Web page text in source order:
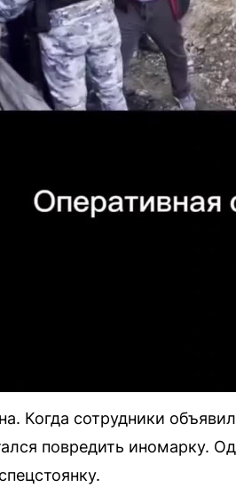
Когда сотрудники
повредить иномарку.